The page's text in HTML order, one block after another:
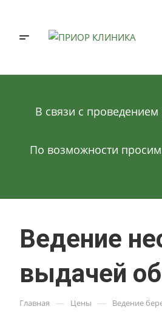
В связи с
По возможности просим
Ведение
выдачей
Главная — Цены — Ведение